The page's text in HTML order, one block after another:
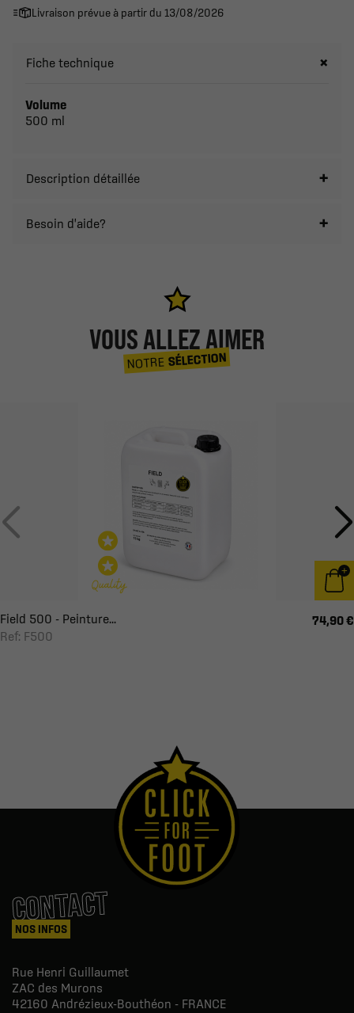
Livraison prévue à partir du 13/08/2026
Fiche technique
Volume
500 ml
Description détaillée
Besoin d'aide?
VOUS ALLEZ AIMER
NOTRESÉLECTION
Field 500 - Peinture...
Ref: F500
74,90 €
CONTACT
NOS INFOS
Rue Henri Guillaumet
ZAC des Murons
42160 Andrézieux-Bouthéon - FRANCE